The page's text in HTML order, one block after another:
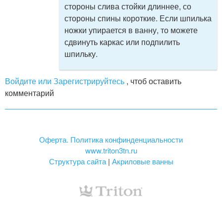
стороны слива стойки длиннее, со
стороны спины короткие. Если шпилька
ножки упирается в ванну, то можете
сдвинуть каркас или подпилить
шпильку.
Войдите или Зарегистрируйтесь , чтоб оставить
комментарий
Оферта. Политика конфинденциальности
www.triton3tn.ru
Структура сайта| Акриловые ванны